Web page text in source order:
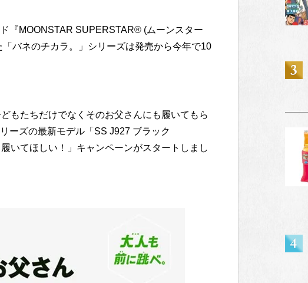
『MOONSTAR SUPERSTAR® (ムーンスター
バネのチカラ。」シリーズは発売から今年で10
もたちだけでなくそのお父さんにも履いてもら
ーズの最新モデル「SS J927 ブラック
いてほしい！」キャンペーンがスタートしまし